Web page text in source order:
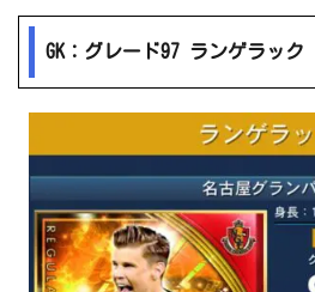
GK：グレード97 ランゲラック